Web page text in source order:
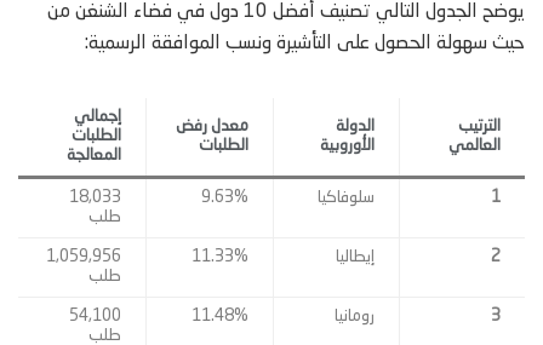
يوضح الجدول التالي تصنيف أفضل 10 دول في فضاء الشنغن من
حيث سهولة الحصول على التأشيرة ونسب الموافقة الرسمية:
الترتيب
العالمي
الدولة
الأوروبية
معدل رفض
الطلبات
إجمالي
الطلبات
المعالجة
1 سلوفاكيا 9.63%
18,033
طلب
2 إيطاليا 11.33%
1,059,956
طلب
3 رومانيا 11.48%
54,100
طلب